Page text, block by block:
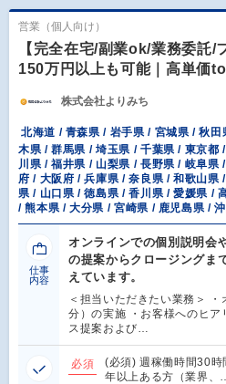
営業（個人向け）
【完全在宅/副業ok/業務委託/
150万円以上も可能｜高単価
株式会社よりみち
北海道 / 青森県 / 岩手県 / 宮城県 / 秋
木県 / 群馬県 / 埼玉県 / 千葉県 / 東京都
川県 / 福井県 / 山梨県 / 長野県 / 岐阜県
府 / 大阪府 / 兵庫県 / 奈良県 / 和歌山県
県 / 山口県 / 徳島県 / 香川県 / 愛媛県 /
/ 熊本県 / 大分県 / 宮崎県 / 鹿児島県 /
仕事
内容
オンラインでの個別説明会
の提案からクロージングま
えています。
＜担当いただきたい業務＞
分）の実施 ・お客様へのヒ
ス提案および…
必須
(必須) 週稼働時間30時
年以上ある方（業界、…